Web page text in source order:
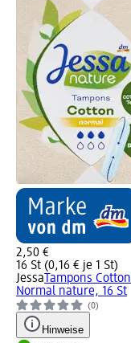
2,50 €
16 St (0,16 € je 1 St)
Jessa Tampons Cotton
Normal nature, 16 St
(0)
Hinweise